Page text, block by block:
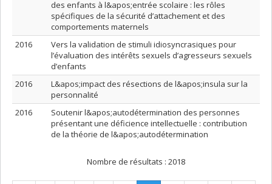
des enfants à l&apos;entrée scolaire : les rôles
spécifiques de la sécurité d’attachement et des
comportements maternels
2016
Vers la validation de stimuli idiosyncrasiques pour
l’évaluation des intérêts sexuels d’agresseurs sexuels
d’enfants
2016
L&apos;impact des résections de l&apos;insula sur la
personnalité
2016
Soutenir l&apos;autodétermination des personnes
présentant une déficience intellectuelle : contribution
de la théorie de l&apos;autodétermination
Nombre de résultats : 2018